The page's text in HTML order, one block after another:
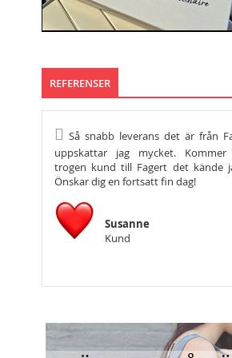
REFERENSER
Så snabb leverans det är från
uppskattar jag mycket.
trogen kund till Fagert det kände
Önskar dig en fortsatt fin dag!
Susanne
Kund